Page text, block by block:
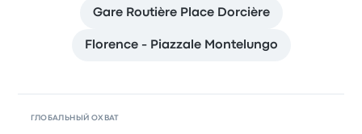
Gare Routière Place Dorcière
Florence - Piazzale Montelungo
ГЛОБАЛЬНЫЙ ОХВАТ